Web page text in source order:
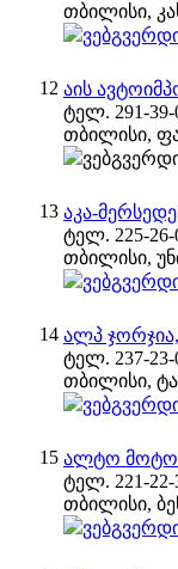
თბილისი,
12 აის
ტელ. 291-39-
თბილისი,
13 აკა-
ტელ. 225-26-
თბილისი,
14 ალპ ჯორჯია,
ტელ. 237-23-
თბილისი,
15 ალტო
ტელ. 221-22-
თბილისი,